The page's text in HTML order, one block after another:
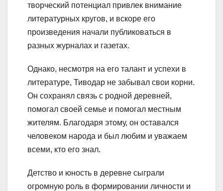
творческий потенциал привлек внимание
литературных кругов, и вскоре его
произведения начали публиковаться в
разных журналах и газетах.
Однако, несмотря на его талант и успехи в
литературе, Тиводар не забывал свои корни.
Он сохранял связь с родной деревней,
помогал своей семье и помогал местным
жителям. Благодаря этому, он оставался
человеком народа и был любим и уважаем
всеми, кто его знал.
Детство и юность в деревне сыграли
огромную роль в формировании личности и